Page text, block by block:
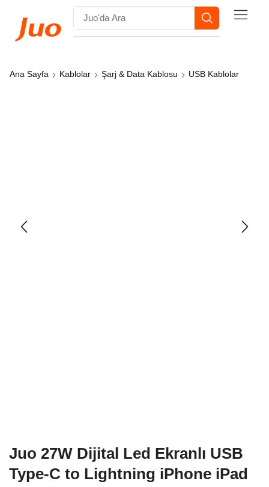
Ana Sayfa Kablolar Şarj & Data Kablosu USB Kablolar
Juo 27W Dijital Led Ekranlı USB
Type-C to Lightning iPhone iPad